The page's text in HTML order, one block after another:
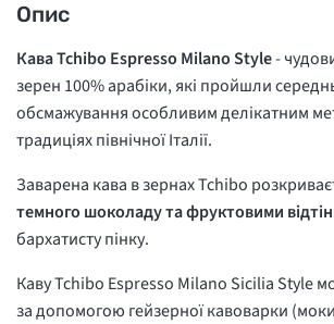
Опис
Кава Tchibo Espresso Milano Style-
зерен 100% арабіки, які пройшли
обсмажування особливим делікатним
традиціях північної Італії.
Заварена кава в зернах Tchibo
темного шоколаду та фруктовими
бархатисту пінку.
Каву Tchibo Espresso Milano Sicilia Style
за допомогою гейзерної кавоварки